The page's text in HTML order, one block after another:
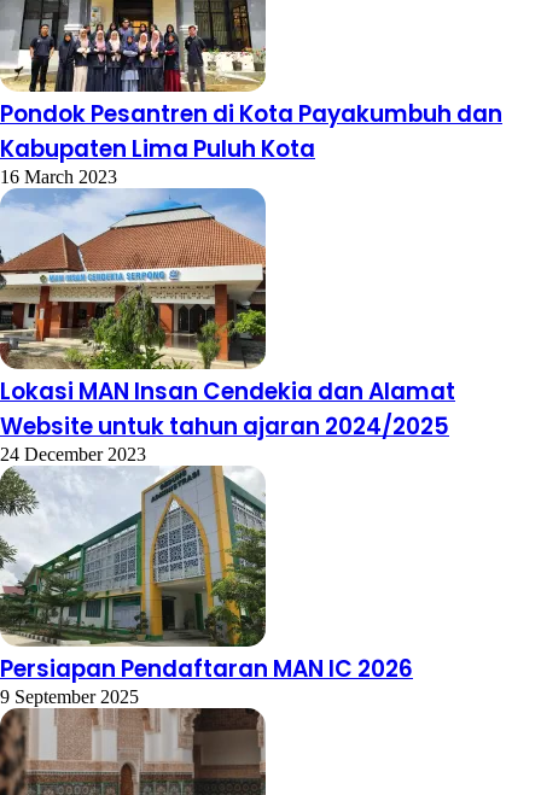
Pondok Pesantren di Kota Payakumbuh dan
Kabupaten Lima Puluh Kota
16 March 2023
Lokasi MAN Insan Cendekia dan Alamat
Website untuk tahun ajaran 2024/2025
24 December 2023
Persiapan Pendaftaran MAN IC 2026
9 September 2025